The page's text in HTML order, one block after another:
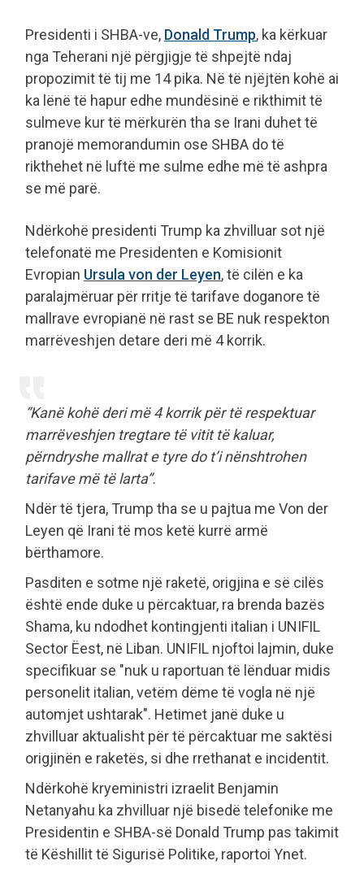
Presidenti i SHBA-ve, Donald Trump, ka kërkuar
nga Teherani një përgjigje të shpejtë ndaj
propozimit të tij me 14 pika. Në të njëjtën kohë ai
ka lënë të hapur edhe mundësinë e rikthimit të
sulmeve kur të mërkurën tha se Irani duhet të
pranojë memorandumin ose SHBA do të
rikthehet në luftë me sulme edhe më të ashpra
se më parë.
Ndërkohë presidenti Trump ka zhvilluar sot një
telefonatë me Presidenten e Komisionit
Evropian Ursula von der Leyen, të cilën e ka
paralajmëruar për rritje të tarifave doganore të
mallrave evropianë në rast se BE nuk respekton
marrëveshjen detare deri më 4 korrik.
“Kanë kohë deri më 4 korrik për të respektuar
marrëveshjen tregtare të vitit të kaluar,
përndryshe mallrat e tyre do t’i nënshtrohen
tarifave më të larta”.
Ndër të tjera, Trump tha se u pajtua me Von der
Leyen që Irani të mos ketë kurrë armë
bërthamore.
Pasditen e sotme një raketë, origjina e së cilës
është ende duke u përcaktuar, ra brenda bazës
Shama, ku ndodhet kontingjenti italian i UNIFIL
Sector Ëest, në Liban. UNIFIL njoftoi lajmin, duke
specifikuar se "nuk u raportuan të lënduar midis
personelit italian, vetëm dëme të vogla në një
automjet ushtarak". Hetimet janë duke u
zhvilluar aktualisht për të përcaktuar me saktësi
origjinën e raketës, si dhe rrethanat e incidentit.
Ndërkohë kryeministri izraelit Benjamin
Netanyahu ka zhvilluar një bisedë telefonike me
Presidentin e SHBA-së Donald Trump pas takimit
të Këshillit të Sigurisë Politike, raportoi Ynet.